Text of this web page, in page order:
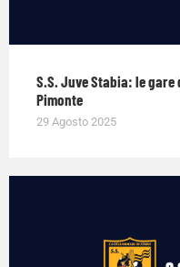
S.S. Juve Stabia: le gare
Pimonte
29 Agosto 2025